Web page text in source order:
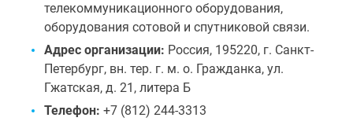
телекоммуникационного оборудования,
оборудования сотовой и спутниковой связи.
Адрес организации: Россия, 195220, г. Санкт-
Петербург, вн. тер. г. м. о. Гражданка, ул.
Гжатская, д. 21, литера Б
Телефон: +7 (812) 244-3313